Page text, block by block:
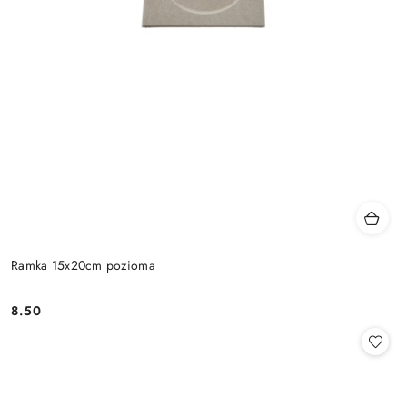
Ramka 15x20cm pozioma
Cena:
8.50